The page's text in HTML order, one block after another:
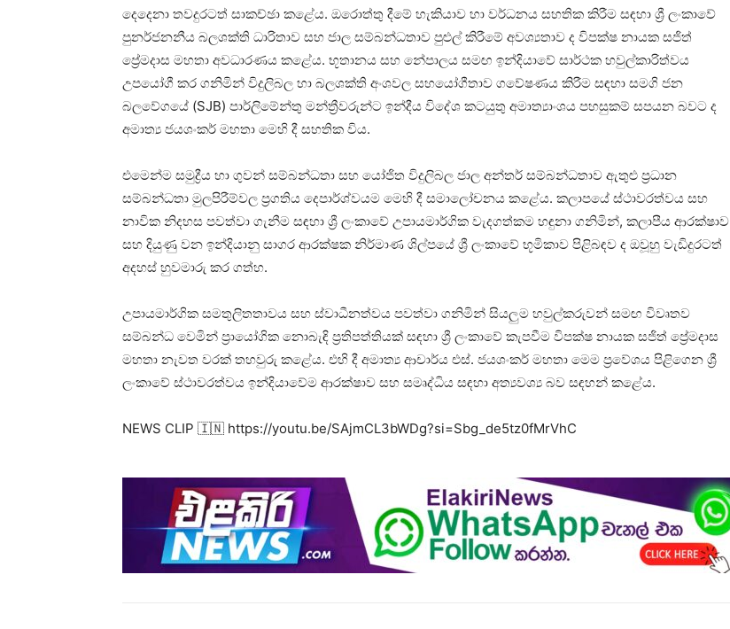
දෙදෙනා තවදුරටත් සාකච්ඡා කළේය. ඔරොත්තු දීමේ හැකියාව හා වර්ධනය සහතික කිරීම සඳහා ශ්‍රී ලංකාවේ
පුනර්ජනනීය බලශක්ති ධාරිතාව සහ ජාල සම්බන්ධතාව පුළුල් කිරීමේ අවශ්‍යතාව ද විපක්ෂ නායක සජිත්
ප්‍රේමදාස මහතා අවධාරණය කළේය. භූතානය සහ නේපාලය සමඟ ඉන්දියාවේ සාර්ථක හවුල්කාරිත්වය
උපයෝගී කර ගනිමින් විදුලිබල හා බලශක්ති අංශවල සහයෝගීතාව ගවේෂණය කිරීම සඳහා සමගි ජන
බලවේගයේ (SJB) පාර්ලිමේන්තු මන්ත්‍රීවරුන්ට ඉන්දීය විදේශ කටයුතු අමාත්‍යාංශය පහසුකම් සපයන බවට ද
අමාත්‍ය ජයශංකර් මහතා මෙහි දී සහතික විය.
එමෙන්ම සමුද්‍රීය හා ගුවන් සම්බන්ධතා සහ යෝජිත විදුලිබල ජාල අන්තර් සම්බන්ධතාව ඇතුළු ප්‍රධාන
සම්බන්ධතා මුලපිරීම්වල ප්‍රගතිය දෙපාර්ශ්වයම මෙහි දී සමාලෝචනය කළේය. කලාපයේ ස්ථාවරත්වය සහ
නාවික නිදහස පවත්වා ගැනීම සඳහා ශ්‍රී ලංකාවේ උපායමාර්ගික වැදගත්කම හඳුනා ගනිමින්, කලාපීය ආරක්ෂාව
සහ දියුණු වන ඉන්දියානු සාගර ආරක්ෂක නිර්මාණ ශිල්පයේ ශ්‍රී ලංකාවේ භූමිකාව පිළිබඳව ද ඔවූහු වැඩිදුරටත්
අදහස් හුවමාරු කර ගත්හ.
උපායමාර්ගික සමතුලිතතාවය සහ ස්වාධීනත්වය පවත්වා ගනිමින් සියලුම හවුල්කරුවන් සමඟ විවෘතව
සම්බන්ධ වෙමින් ප්‍රායෝගික නොබැඳි ප්‍රතිපත්තියක් සඳහා ශ්‍රී ලංකාවේ කැපවීම විපක්ෂ නායක සජිත් ප්‍රේමදාස
මහතා නැවත වරක් තහවුරු කළේය. එහි දී අමාත්‍ය ආචාර්ය එස්. ජයශංකර් මහතා මෙම ප්‍රවේශය පිළිගෙන ශ්‍රී
ලංකාවේ ස්ථාවරත්වය ඉන්දියාවේම ආරක්ෂාව සහ සමෘද්ධිය සඳහා අත්‍යවශ්‍ය බව සඳහන් කළේය.
NEWS CLIP 🇮🇳 https://youtu.be/SAjmCL3bWDg?si=Sbg_de5tz0fMrVhC